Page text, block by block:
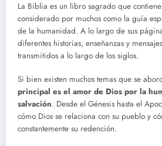
La Biblia es un libro sagrado que
considerado por muchos como la guía
de la humanidad. A lo largo de sus
diferentes historias, enseñanzas y
transmitidos a lo largo de los siglos.
Si bien existen muchos temas que se
principal es el amor de Dios por la
salvación. Desde el Génesis hasta el
cómo Dios se relaciona con su pueblo y
constantemente su redención.